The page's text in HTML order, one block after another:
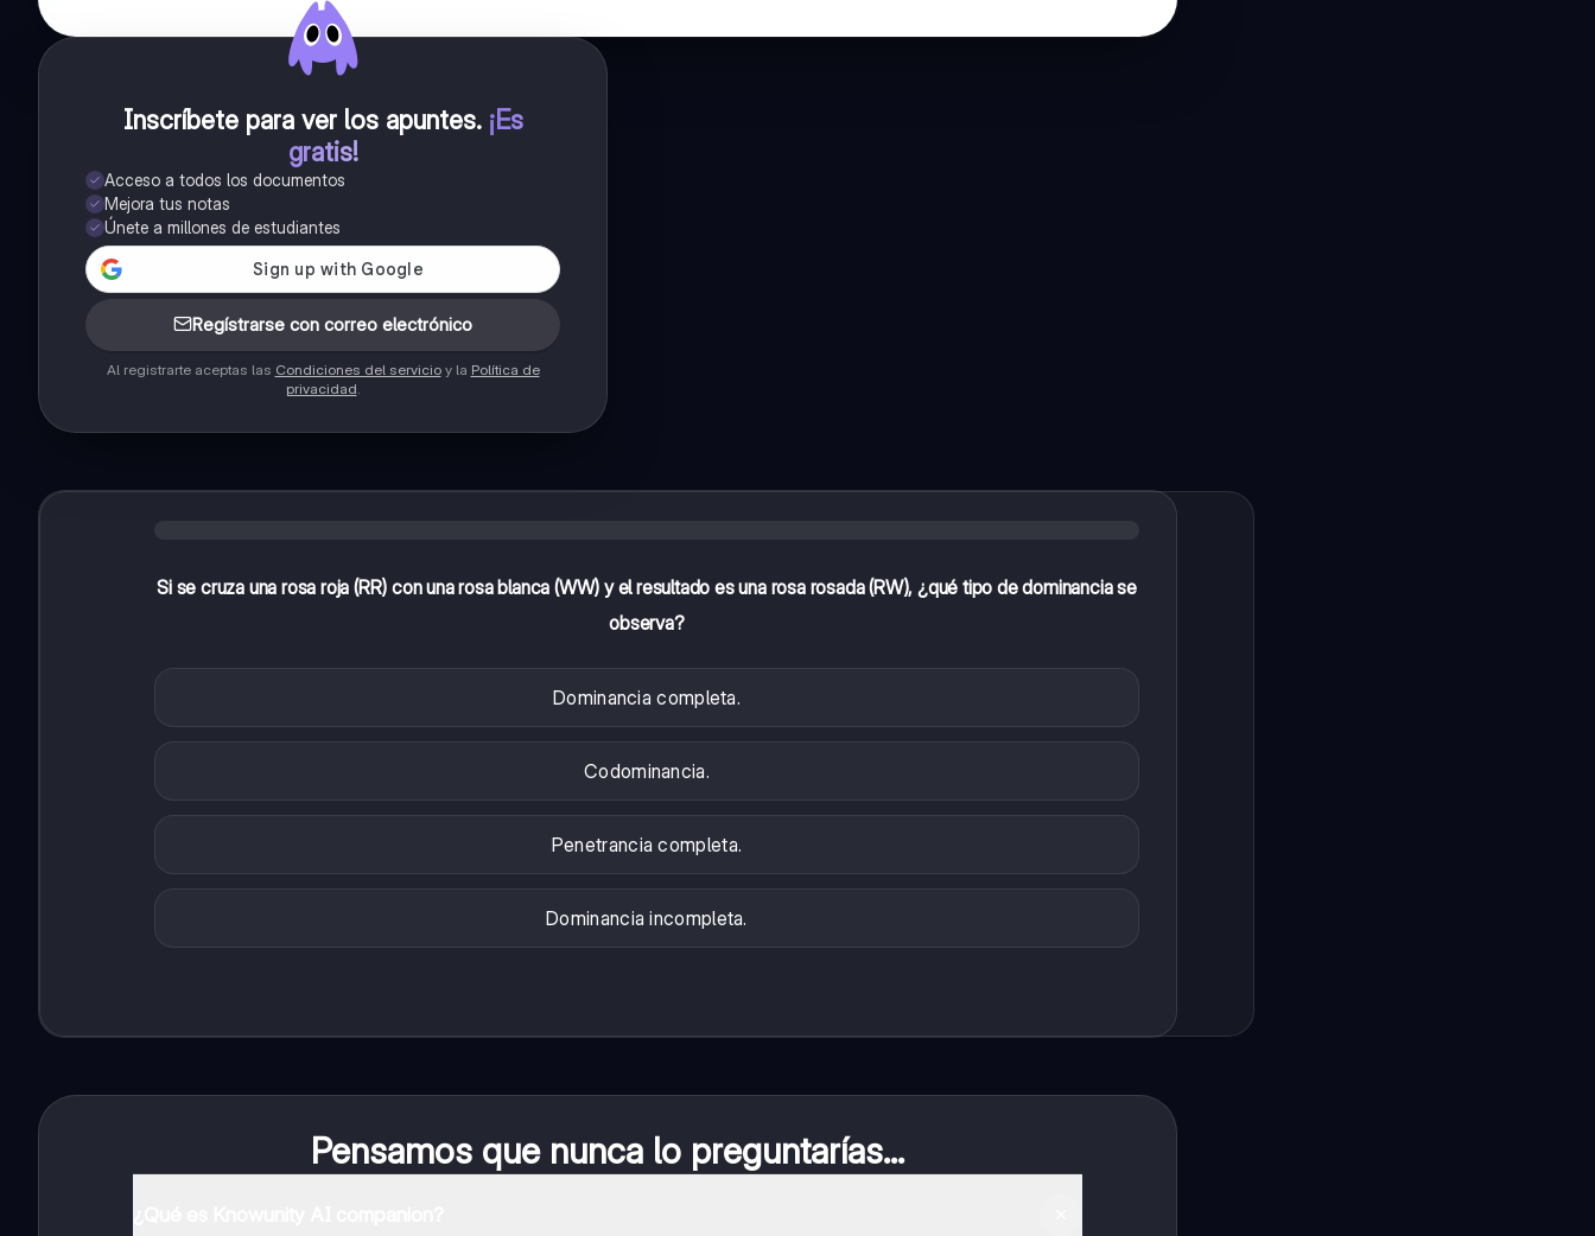
Inscríbete para ver los apuntes. ¡Es
gratis!
Acceso a todos los documentos
Mejora tus notas
Únete a millones de estudiantes
Regístrarse con correo electrónico
Al registrarte aceptas las Condiciones del servicioy la Política de
privacidad.
Si se cruza una rosa roja (RR) con una rosa blanca (WW) y el resultado es una rosa rosada (RW), ¿qué tipo de dominancia se
observa?
Dominancia completa.
Codominancia.
Penetrancia completa.
Dominancia incompleta.
Pensamos que nunca lo preguntarías...